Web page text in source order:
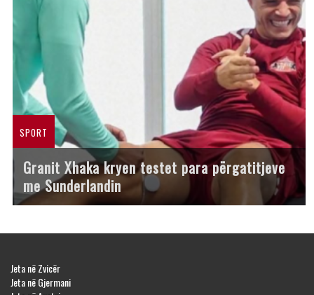
SPORT
Granit Xhaka kryen testet para përgatitjeve
me Sunderlandin
Jeta në Zvicër
Jeta në Gjermani